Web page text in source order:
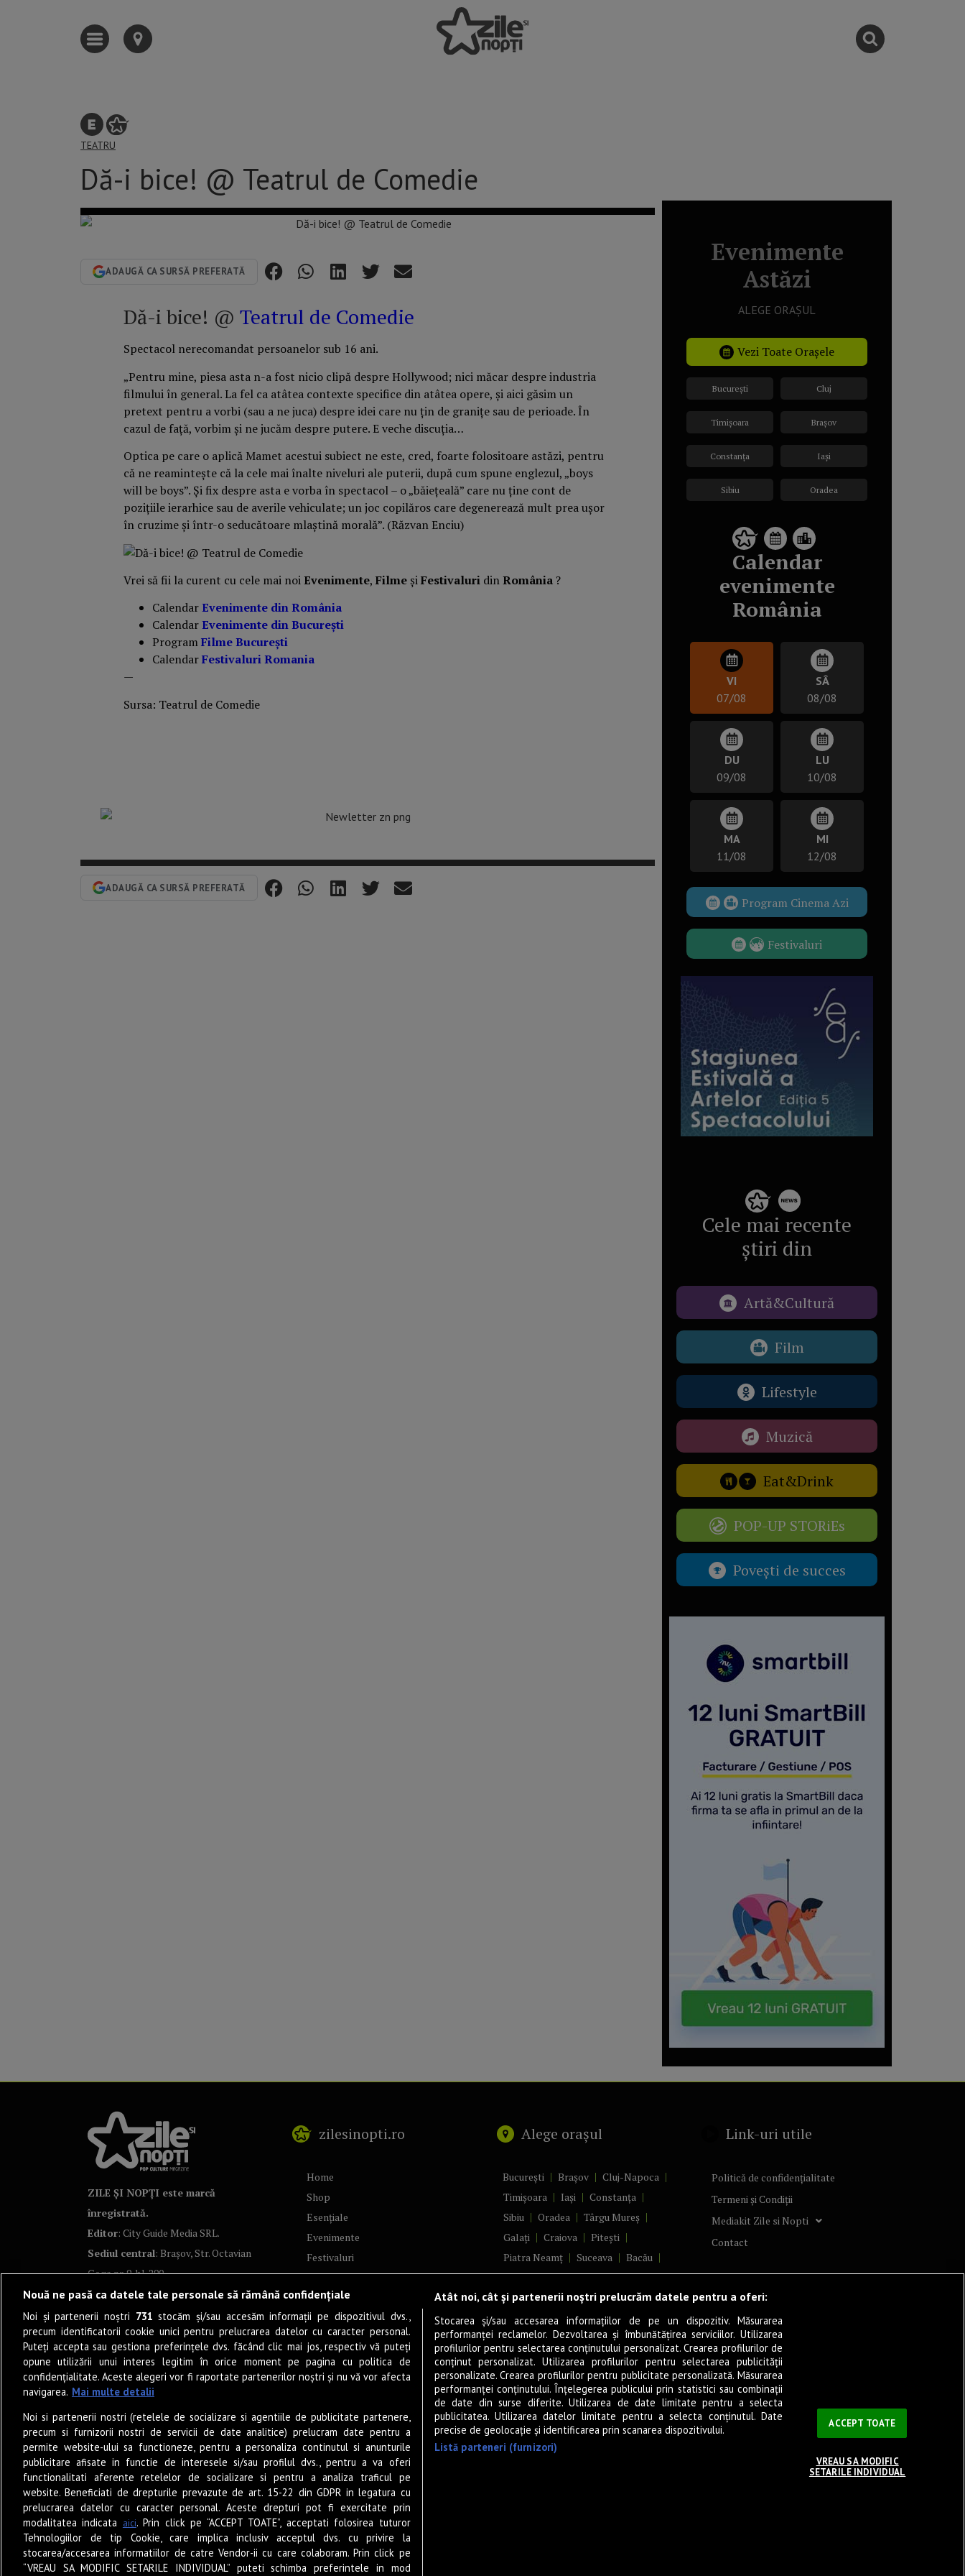
TEATRU
Dă-i bice! @ Teatrul de Comedie
ADAUGĂ CA SURSĂ PREFERATĂ
Dă-i bice! @ Teatrul de Comedie
Spectacol nerecomandat persoanelor sub 16 ani.
„Pentru mine, piesa asta n-a fost nicio clipă despre Hollywood; nici măcar despre industria
filmului în general. La fel ca atâtea contexte specifice din atâtea opere, și aici găsim un
pretext pentru a vorbi (sau a ne juca) despre idei care nu țin de granițe sau de perioade. În
cazul de față, vorbim și ne jucăm despre putere. E veche discuția…
Optica pe care o aplică Mamet acestui subiect ne este, cred, foarte folositoare astăzi, pentru
că ne reamintește că la cele mai înalte niveluri ale puterii, după cum spune englezul, „boys
will be boys”. Și fix despre asta e vorba în spectacol – o „băiețeală” care nu ține cont de
pozițiile ierarhice sau de averile vehiculate; un joc copilăros care degenerează mult prea ușor
în cruzime și într-o seducătoare mlaștină morală”. (Răzvan Enciu)
Vrei să fii la curent cu cele mai noiEvenimente, Filme șiFestivaluri dinRomânia ?
CalendarEvenimente din România
CalendarEvenimente din București
ProgramFilme București
CalendarFestivaluri Romania
—
Sursa: Teatrul de Comedie
ADAUGĂ CA SURSĂ PREFERATĂ
Evenimente
Astăzi
ALEGE ORAȘUL
Vezi Toate Orașele
București
Timișoara
Constanța
Sibiu
Cluj
Brașov
Iași
Oradea
Calendar
evenimente
România
VI
07/08
SÂ
08/08
DU
09/08
LU
10/08
MA
11/08
MI
12/08
Program Cinema Azi
Festivaluri
Cele mai recente
știri din
Artă&Cultură
Film
Lifestyle
Muzică
Eat&Drink
POP-UP STORiEs
Povești de succes
ZILE ȘI NOPȚI este marcă
înregistrată.
Editor: City Guide Media SRL.
Sediul central: Brașov, Str. Octavian
Goga nr. 9, bl. 290
zilesinopti.ro
Home
Shop
Esențiale
Evenimente
Festivaluri
Concerte
Artă & Cultură
Teatru
Film
Program filme
Lifestyle
Muzică
Sunete Live
Eat & Drink
POP-UP Stories
Junior
Newsletter
Alege orașul
București Brașov
Cluj-Napoca
Timișoara
Iași
Constanța
Sibiu
Oradea
Târgu Mureș
Galați
Craiova
Pitești
Piatra Neamț
Suceava
Bacău
Brăila
Ploiești
Râmnicu Vâlcea
Alba Iulia
Arad
Bistrița
Baia Mare
Satu Mare
Sfântu Gheorghe
Deva
Focșani
Tulcea
Târgu Jiu
Alexandria
Botoșani
Buzău Vaslui
Reșița
Târgoviște
Drobeta-Turnu Severin
Călărași
Giurgiu
Slatina
Link-uri utile
Politică de confidențialitate
Termeni și Condiții
Mediakit Zile si Nopti
Contact
© 2026 – Zile și Nopți. Toate drepturile rezervate.
Nouă ne pasă ca datele tale personale să rămână confidențiale
Noi și partenerii noștri 731 stocăm și/sau accesăm informații pe dispozitivul dvs.,
precum identificatorii cookie unici pentru prelucrarea datelor cu caracter personal.
Puteți accepta sau gestiona preferințele dvs. făcând clic mai jos, respectiv vă puteți
opune utilizării unui interes legitim în orice moment pe pagina cu politica de
confidențialitate. Aceste alegeri vor fi raportate partenerilor noștri și nu vă vor afecta
navigarea. Mai multe detalii
Noi si partenerii nostri (retelele de socializare si agentiile de publicitate partenere,
precum si furnizorii nostri de servicii de date analitice) prelucram date pentru a
permite website-ului sa functioneze, pentru a personaliza continutul si anunturile
publicitare afisate in functie de interesele si/sau profilul dvs., pentru a va oferi
functionalitati aferente retelelor de socializare si pentru a analiza traficul pe
website. Beneficiati de drepturile prevazute de art. 15-22 din GDPR in legatura cu
prelucrarea datelor cu caracter personal. Aceste drepturi pot fi exercitate prin
modalitatea indicata aici. Prin click pe “ACCEPT TOATE”, acceptati folosirea tuturor
Tehnologiilor de tip Cookie, care implica inclusiv acceptul dvs. cu privire la
stocarea/accesarea informatiilor de catre Vendor-ii cu care colaboram. Prin click pe
“VREAU SA MODIFIC SETARILE INDIVIDUAL” puteti schimba preferintele in mod
Atât noi, cât și partenerii noștri prelucrăm datele pentru a oferi:
Stocarea și/sau accesarea informațiilor de pe un dispozitiv. Măsurarea
performanței reclamelor. Dezvoltarea și îmbunătățirea serviciilor. Utilizarea
profilurilor pentru selectarea conținutului personalizat. Crearea profilurilor de
conținut personalizat. Utilizarea profilurilor pentru selectarea publicității
personalizate. Crearea profilurilor pentru publicitate personalizată. Măsurarea
performanței conținutului. Înțelegerea publicului prin statistici sau combinații
de date din surse diferite. Utilizarea de date limitate pentru a selecta
publicitatea. Utilizarea datelor limitate pentru a selecta conținutul. Date
precise de geolocație și identificarea prin scanarea dispozitivului.
Listă parteneri (furnizori)
ACCEPT TOATE
VREAU SA MODIFIC
SETARILE INDIVIDUAL